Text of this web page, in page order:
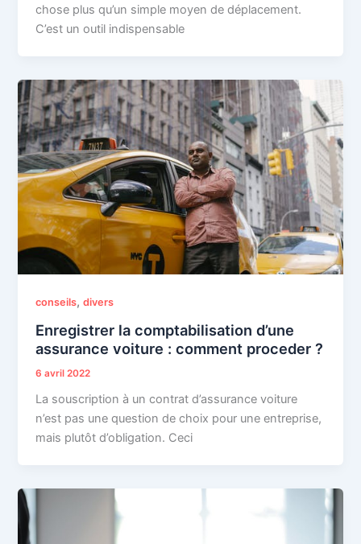
chose plus qu’un simple moyen de déplacement.
C’est un outil indispensable
conseils,divers
Enregistrer la comptabilisation d’une
assurance voiture : comment proceder ?
6 avril 2022
La souscription à un contrat d’assurance voiture
n’est pas une question de choix pour une entreprise,
mais plutôt d’obligation. Ceci